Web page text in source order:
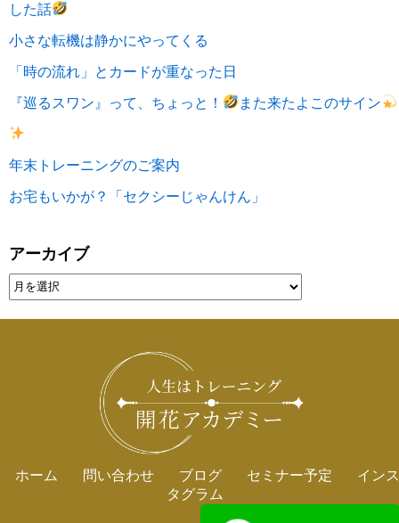
した話
小さな転機は静かにやってくる
「時の流れ」とカードが重なった日
『巡るスワン』って、ちょっと！ また来たよこのサイン
年末トレーニングのご案内
お宅もいかが？「セクシーじゃんけん」
アーカイブ
ホーム 問い合わせ ブログ セミナー予定
インス
タグラム